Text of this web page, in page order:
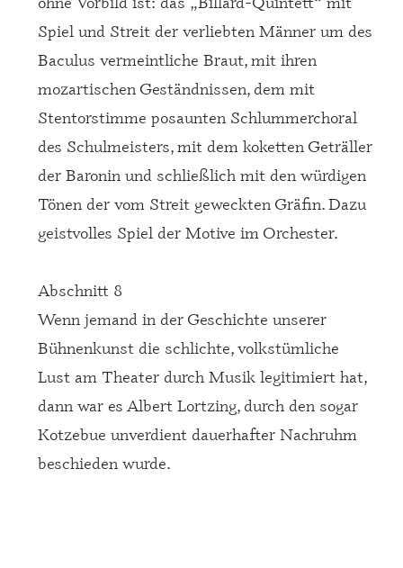
Spiel und Streit der verliebten Männer um des
Baculus vermeintliche Braut, mit ihren
mozartischen Geständnissen, dem mit
Stentorstimme posaunten Schlummerchoral
des Schulmeisters, mit dem koketten Geträller
der Baronin und schließlich mit den würdigen
Tönen der vom Streit geweckten Gräfin. Dazu
geistvolles Spiel der Motive im Orchester.
Abschnitt 8
Wenn jemand in der Geschichte unserer
Bühnenkunst die schlichte, volkstümliche
Lust am Theater durch Musik legitimiert hat,
dann war es Albert Lortzing, durch den sogar
Kotzebue unverdient dauerhafter Nachruhm
beschieden wurde.